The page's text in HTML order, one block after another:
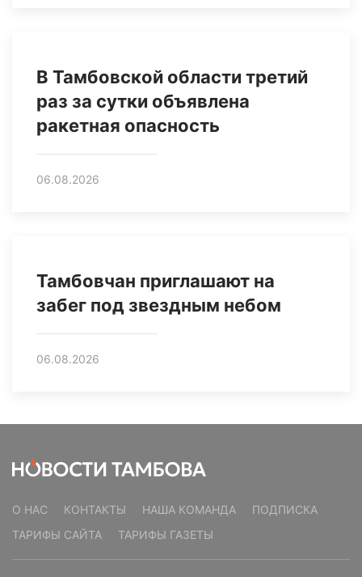
В Тамбовской области третий
раз за сутки объявлена
ракетная опасность
06.08.2026
Тамбовчан приглашают на
забег под звездным небом
06.08.2026
О НАС КОНТАКТЫ НАША КОМАНДА
ПОДПИСКА
ТАРИФЫ САЙТА
ТАРИФЫ ГАЗЕТЫ